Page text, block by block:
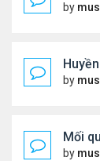
by
by
Mối
by